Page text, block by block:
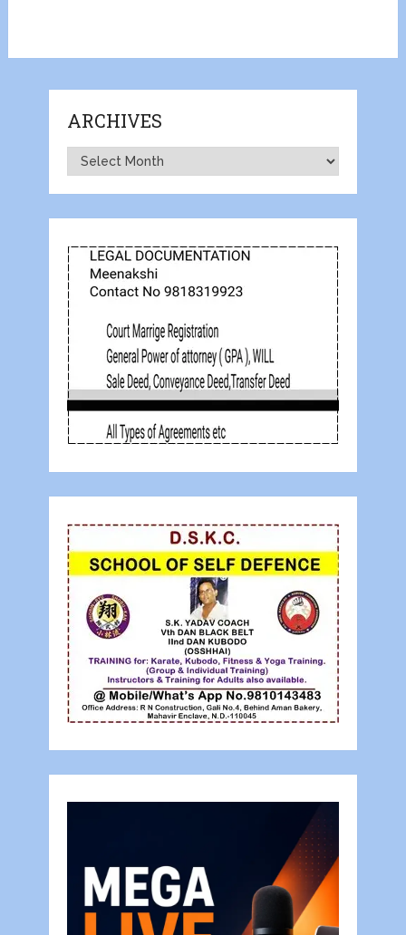
ARCHIVES
Archives